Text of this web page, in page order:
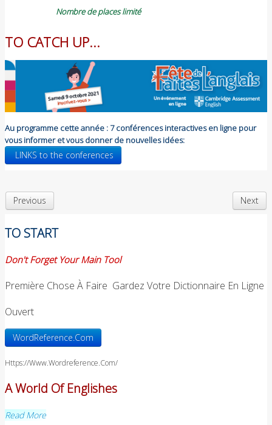
Nombre de places limité
TO CATCH UP...
Au programme cette année : 7 conférences interactives en ligne pour
vous informer et vous donner de nouvelles idées:
LINKS to the conferences
Previous Next
TO START
Don't Forget Your Main Tool
Première Chose À Faire Gardez Votre Dictionnaire En Ligne
Ouvert
WordReference.Com
Https://www.wordreference.com/
A World Of Englishes
Read More